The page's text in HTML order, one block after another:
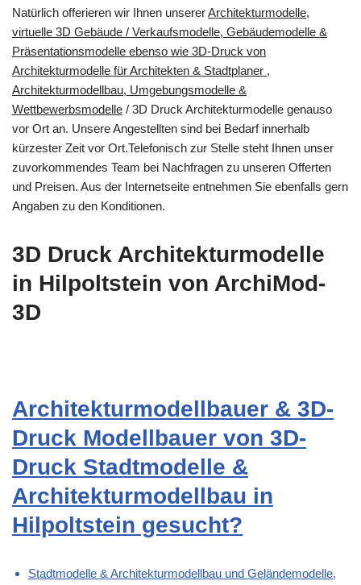
Natürlich offerieren wir Ihnen unsererArchitekturmodelle,
virtuelle 3D Gebäude / Verkaufsmodelle, Gebäudemodelle &
Präsentationsmodelle ebenso wie 3D-Druck von
Architekturmodelle für Architekten & Stadtplaner ,
Architekturmodellbau, Umgebungsmodelle &
Wettbewerbsmodelle / 3D Druck Architekturmodelle genauso
vor Ort an. Unsere Angestellten sind bei Bedarf innerhalb
kürzester Zeit vor Ort.Telefonisch zur Stelle steht Ihnen unser
zuvorkommendes Team bei Nachfragen zu unseren Offerten
und Preisen. Aus der Internetseite entnehmen Sie ebenfalls gern
Angaben zu den Konditionen.
3D Druck Architekturmodelle
in Hilpoltstein von ArchiMod-
3D
Architekturmodellbauer & 3D-
Druck Modellbauer von 3D-
Druck Stadtmodelle &
Architekturmodellbau in
Hilpoltstein gesucht?
Stadtmodelle & Architekturmodellbau und Geländemodelle,